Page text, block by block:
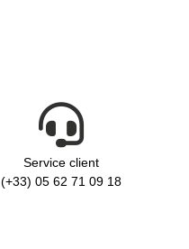
Service client
(+33) 05 62 71 09 18